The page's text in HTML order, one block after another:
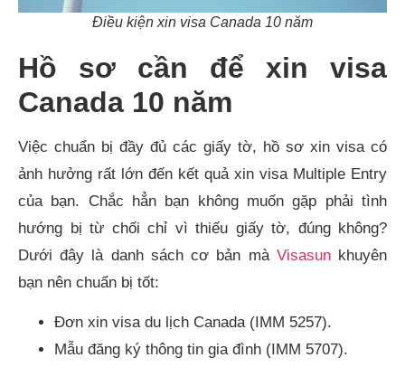
Điều kiện xin visa Canada 10 năm
Hồ sơ cần để xin visa
Canada 10 năm
Việc chuẩn bị đầy đủ các giấy tờ, hồ sơ xin visa có
ảnh hưởng rất lớn đến kết quả xin visa Multiple Entry
của bạn. Chắc hẳn bạn không muốn gặp phải tình
hướng bị từ chối chỉ vì thiếu giấy tờ, đúng không?
Dưới đây là danh sách cơ bản mà Visasunkhuyên
bạn nên chuẩn bị tốt:
Đơn xin visa du lịch Canada (IMM 5257).
Mẫu đăng ký thông tin gia đình (IMM 5707).